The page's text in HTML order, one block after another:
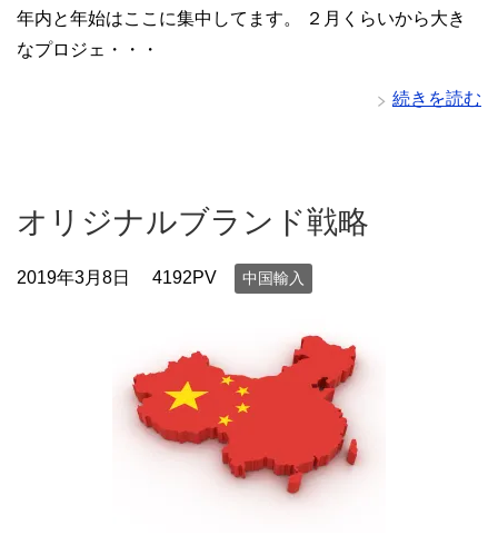
年内と年始はここに集中してます。 ２月くらいから大き
なプロジェ・・・
続きを読む
オリジナルブランド戦略
2019年3月8日 4192PV 中国輸入